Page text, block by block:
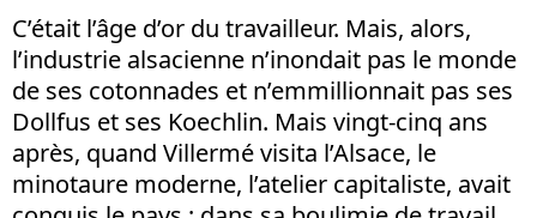
C’était l’âge d’or du travailleur. Mais, alors,
l’industrie alsacienne n’inondait pas le monde
de ses cotonnades et n’emmillionnait pas ses
Dollfus et ses Koechlin. Mais vingt-cinq ans
après, quand Villermé visita l’Alsace, le
minotaure moderne, l’atelier capitaliste, avait